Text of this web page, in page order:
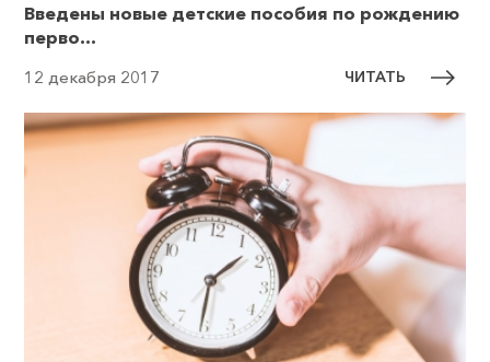
Введены новые детские пособия по рождению
перво...
12 декабря 2017 ЧИТАТЬ